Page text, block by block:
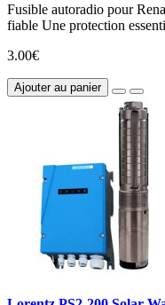
Fusible autoradio pour
fiable Une protection
3.00€
Ajouter au panier